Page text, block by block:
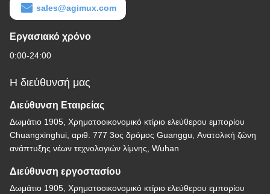
sales@agimux.com
Εργασιακό χρόνο
0:00-24:00
Η διεύθυνσή μας
Διεύθυνση Εταιρείας
Δωμάτιο 1905, Χρηματοοικονομικό κτίριο ελεύθερου εμπορίου
Chuangxinghui, αριθ. 777 3ος δρόμος Guanggu, Ανατολική ζώνη
ανάπτυξης νέων τεχνολογιών λίμνης, Wuhan
Διεύθυνση εργοστασίου
Δωμάτιο 1905, Χρηματοοικονομικό κτίριο ελεύθερου εμπορίου